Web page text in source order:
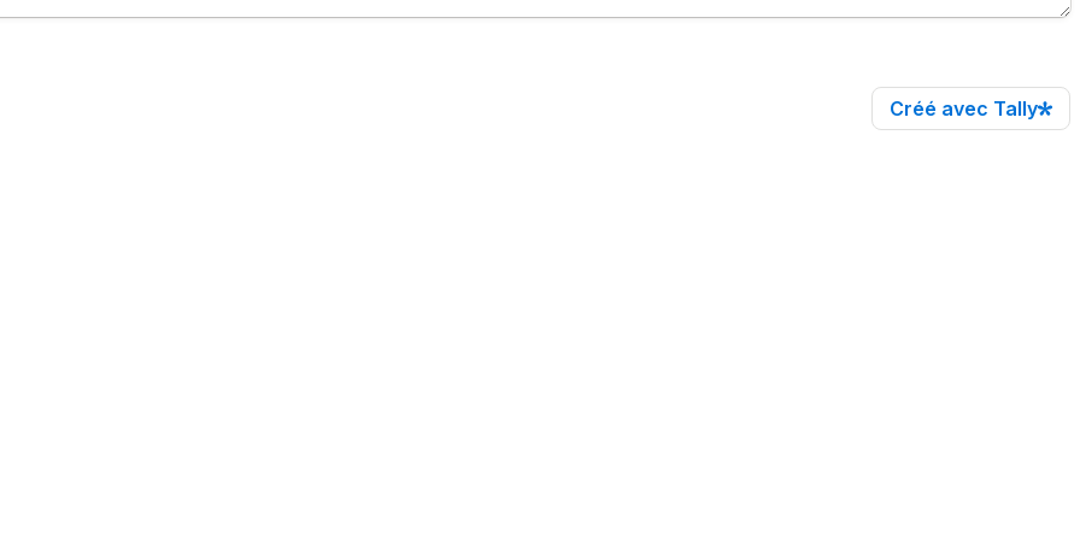
Créé avec Tally